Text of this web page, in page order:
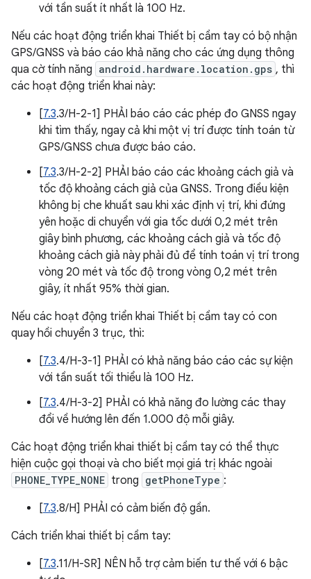
với tần suất ít nhất là 100 Hz.
Nếu các hoạt động triển khai Thiết bị cầm tay có bộ nhận
GPS/GNSS và báo cáo khả năng cho các ứng dụng thông
qua cờ tính năng android.hardware.location.gps , thì
các hoạt động triển khai này:
[7.3.3/H-2-1] PHẢI báo cáo các phép đo GNSS ngay
khi tìm thấy, ngay cả khi một vị trí được tính toán từ
GPS/GNSS chưa được báo cáo.
[7.3.3/H-2-2] PHẢI báo cáo các khoảng cách giả và
tốc độ khoảng cách giả của GNSS. Trong điều kiện
không bị che khuất sau khi xác định vị trí, khi đứng
yên hoặc di chuyển với gia tốc dưới 0,2 mét trên
giây bình phương, các khoảng cách giả và tốc độ
khoảng cách giả này phải đủ để tính toán vị trí trong
vòng 20 mét và tốc độ trong vòng 0,2 mét trên
giây, ít nhất 95% thời gian.
Nếu các hoạt động triển khai Thiết bị cầm tay có con
quay hồi chuyển 3 trục, thì:
[7.3.4/H-3-1] PHẢI có khả năng báo cáo các sự kiện
với tần suất tối thiểu là 100 Hz.
[7.3.4/H-3-2] PHẢI có khả năng đo lường các thay
đổi về hướng lên đến 1.000 độ mỗi giây.
Các hoạt động triển khai thiết bị cầm tay có thể thực
hiện cuộc gọi thoại và cho biết mọi giá trị khác ngoài
PHONE_TYPE_NONE trong getPhoneType :
[7.3.8/H] PHẢI có cảm biến độ gần.
Cách triển khai thiết bị cầm tay:
[7.3.11/H-SR] NÊN hỗ trợ cảm biến tư thế với 6 bậc